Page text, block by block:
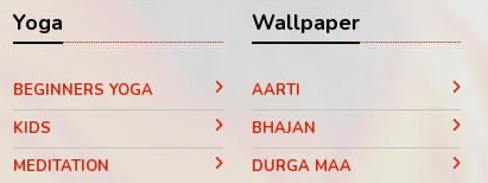
Yoga
BEGINNERS YOGA
KIDS
MEDITATION
Wallpaper
AARTI
BHAJAN
DURGA MAA